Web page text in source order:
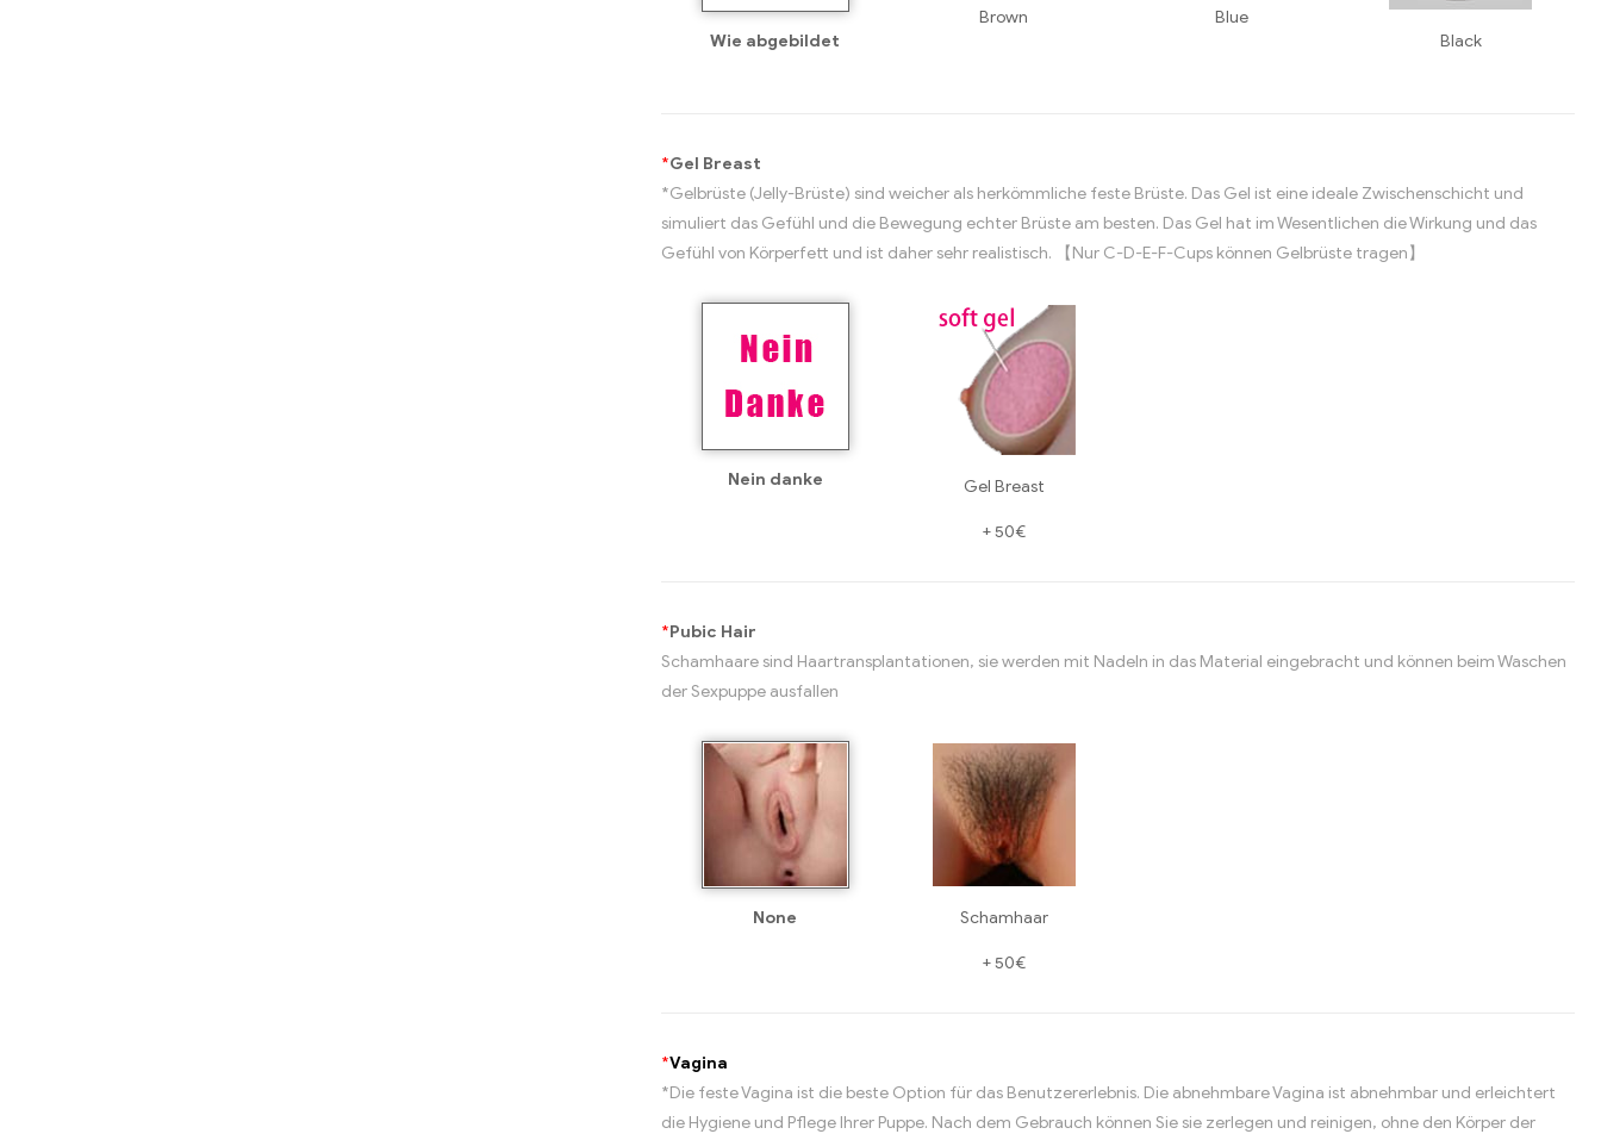
Wie abgebildet
Brown
Blue
Black
*Gel Breast
*Gelbrüste (Jelly-Brüste) sind weicher als herkömmliche feste Brüste. Das Gel ist eine ideale Zwischenschicht und
simuliert das Gefühl und die Bewegung echter Brüste am besten. Das Gel hat im Wesentlichen die Wirkung und das
Gefühl von Körperfett und ist daher sehr realistisch. 【Nur C-D-E-F-Cups können Gelbrüste tragen】
Nein danke Gel Breast
+50€
*Pubic Hair
Schamhaare sind Haartransplantationen, sie werden mit Nadeln in das Material eingebracht und können beim Waschen
der Sexpuppe ausfallen
None Schamhaar
+50€
*Vagina
*Die feste Vagina ist die beste Option für das Benutzererlebnis. Die abnehmbare Vagina ist abnehmbar und erleichtert
die Hygiene und Pflege Ihrer Puppe. Nach dem Gebrauch können Sie sie zerlegen und reinigen, ohne den Körper der